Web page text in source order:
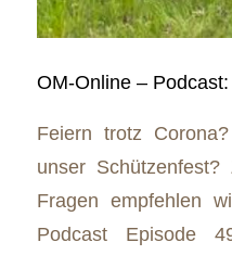
OM-Online – Podcast:
Feiern trotz
unser
Fragen empfehlen
Podcast Episode